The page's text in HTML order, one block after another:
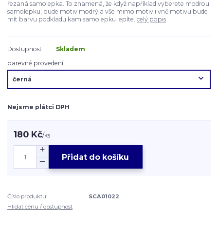
řezaná samolepka. To znamená, že když například vyberete modrou
samolepku, bude motiv modrý a vše mimo motiv i vně motivu bude
mít barvu podkladu kam samolepku lepíte. celý popis
Dostupnost
Skladem
barevné provedení
Nejsme plátci DPH
180 Kč/ks
Přidat do košíku
Číslo produktu:
SCA01022
Hlídat cenu / dostupnost